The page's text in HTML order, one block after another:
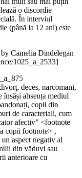
o discordie
În interviul
(până la 12 ani) este
by Camelia Dindelegan
1025_a_2533]
deces, narcomani,
absența mediul
copii din
de caracteriali, cum
afectiv” <footnote
copii footnote> ,
aspect negativ al
din văduvi sau
anterioare cu